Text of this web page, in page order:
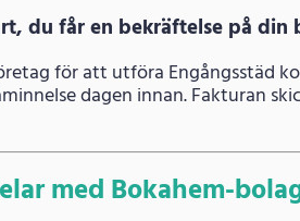
du får en bekräftelse på din
för att utföra Engångsstäd
dagen innan. Fakturan
med Bokahem-